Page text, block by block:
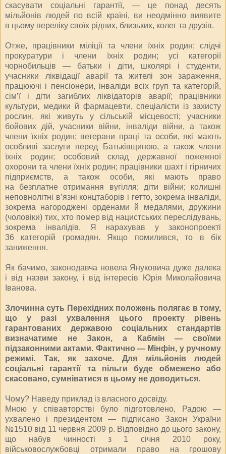
скасувати соціальні гарантії, — це понад десять
мільйонів людей по всій країні, ви неодмінно виявите
в цьому переліку своїх рідних, близьких, колег та друзів.
Отже, працівники міліції та члени їхніх родин; слідчі
прокуратури і члени їхніх родин; усі категорії
чорнобильців — батьки і діти, школярі і студенти,
учасники ліквідації аварії та жителі зон зараження,
працюючі і пенсіонери, інваліди всіх груп та категорій,
сім’ї і діти загиблих ліквідаторів аварії; працівники
культури, медики й фармацевти, спеціалісти із захисту
рослин, які живуть у сільській місцевості; учасники
бойових дій, учасники вій­ни, інваліди війни, а також
члени їхніх родин; ветерани праці та особи, які мають
особливі заслуги перед Батьківщиною, а також члени
їхніх родин; особовий склад державної пожежної
охорони та члени їхніх родин; працівники шахт і гірничих
підприємств, а також особи, які мають право
на безплатне отримання вугілля; діти війни; колишні
неповнолітні в’язні концтаборів і гетто, зокрема інваліди,
зокрема нагороджені орденами й медалями, дружини
(чоловіки) тих, хто помер від нацистських переслідувань,
зокрема інвалідів. Я нарахував у законопроекті
36 категорій громадян. Якщо помилився, то в бік
заниження.
Як бачимо, законодавча новела Януковича дуже далека
і від назви закону, і від інтересів Юрія Миколайовича
Іванова.
Злочинна суть Перехідних положень полягає в тому,
що у разі ухвалення цього проекту рівень
гарантованих державою соціальних стандартів
визначатиме не Закон, а Кабмін — своїми
підзаконними актами. Фактично — Мінфін, у ручному
режимі. Так, як захоче. Для мільйонів людей
соціальні гарантії та пільги буде обмежено або
скасовано, сумніватися в цьому не доводиться.
Чому? Наведу приклад із власного досвіду.
Мною у співавторстві було підготовлено, Радою —
ухвалено і президентом — підписано Закон України
№1510 від 11 червня 2009 р. Відповідно до цього закону,
що набув чинності з 1 січня 2010 року,
військовослужбовці отримали право на грошову